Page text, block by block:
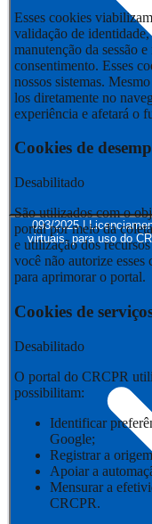
093/2025 |
virtuais, para uso do
Esses cookies
validação de
manutenção da sessão
consentimento. Esses
nossos sistemas.
los diretamente no
experiência e afetará o
Cookies de
Desabilitado
São utilizados com o
portal por meio da
e utilização dos
você não autorize esses
para aprimorar o portal.
Cookies de
Desabilitado
O portal do CRCPR
possibilitam:
Identificar
Google;
Registrar a
Apoiar a
Mensurar a
CRCPR.